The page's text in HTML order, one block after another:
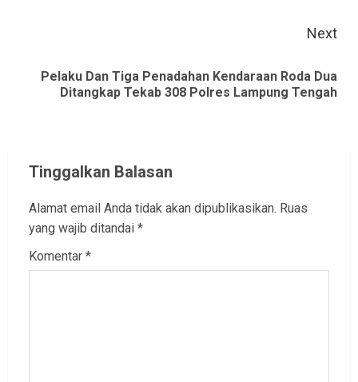
Next
NextPelaku Dan Tiga Penadahan Kendaraan Roda Dua
Ditangkap Tekab 308 Polres Lampung Tengah
Tinggalkan Balasan
Alamat email Anda tidak akan dipublikasikan. Ruas
yang wajib ditandai *
Komentar *